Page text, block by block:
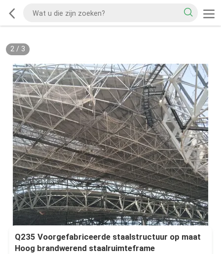
2/ 3
Q235 Voorgefabriceerde staalstructuur op maat
Hoog brandwerend staalruimteframe